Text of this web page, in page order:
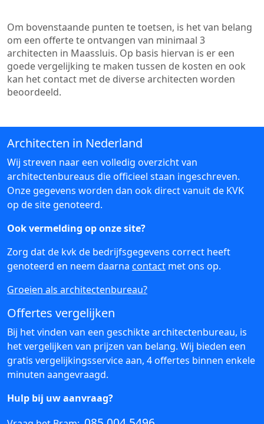
Om bovenstaande punten te toetsen, is het van belang
om een offerte te ontvangen van minimaal 3
architecten in Maassluis. Op basis hiervan is er een
goede vergelijking te maken tussen de kosten en ook
kan het contact met de diverse architecten worden
beoordeeld.
Architecten in Nederland
Wij streven naar een volledig overzicht van
architectenbureaus die officieel staan ingeschreven.
Onze gegevens worden dan ook direct vanuit de KVK
op de site genoteerd.
Ook vermelding op onze site?
Zorg dat de kvk de bedrijfsgegevens correct heeft
genoteerd en neem daarna contact met ons op.
Groeien als architectenbureau?
Offertes vergelijken
Bij het vinden van een geschikte architectenbureau, is
het vergelijken van prijzen van belang. Wij bieden een
gratis vergelijkingsservice aan, 4 offertes binnen enkele
minuten aangevraagd.
Hulp bij uw aanvraag?